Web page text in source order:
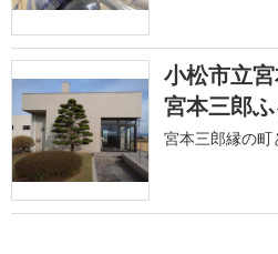
小松市立
宮本三郎
宮本三郎縁の